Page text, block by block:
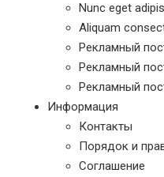
Nunc eget
Aliquam
Рекламный
Рекламный
Рекламный
Информация
Контакты
Порядок и
Соглашение